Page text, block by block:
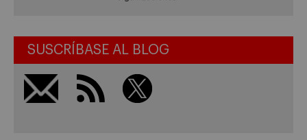
SUSCRÍBASE AL BLOG